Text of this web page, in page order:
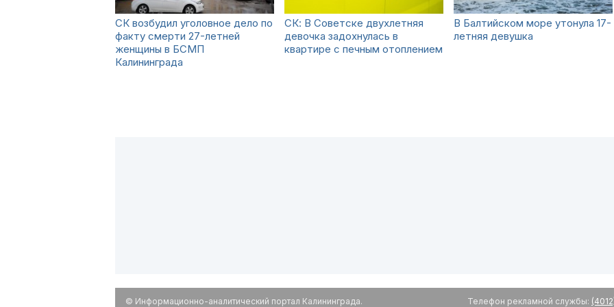
СК возбудил уголовное дело по
факту смерти 27-летней
женщины в БСМП
Калининграда
СК: В Советске двухлетняя
девочка задохнулась в
квартире с печным отоплением
В Балтийском море утонула 17-
летняя девушка
© Информационно-аналитический портал Калининграда.
Телефон рекламной службы: